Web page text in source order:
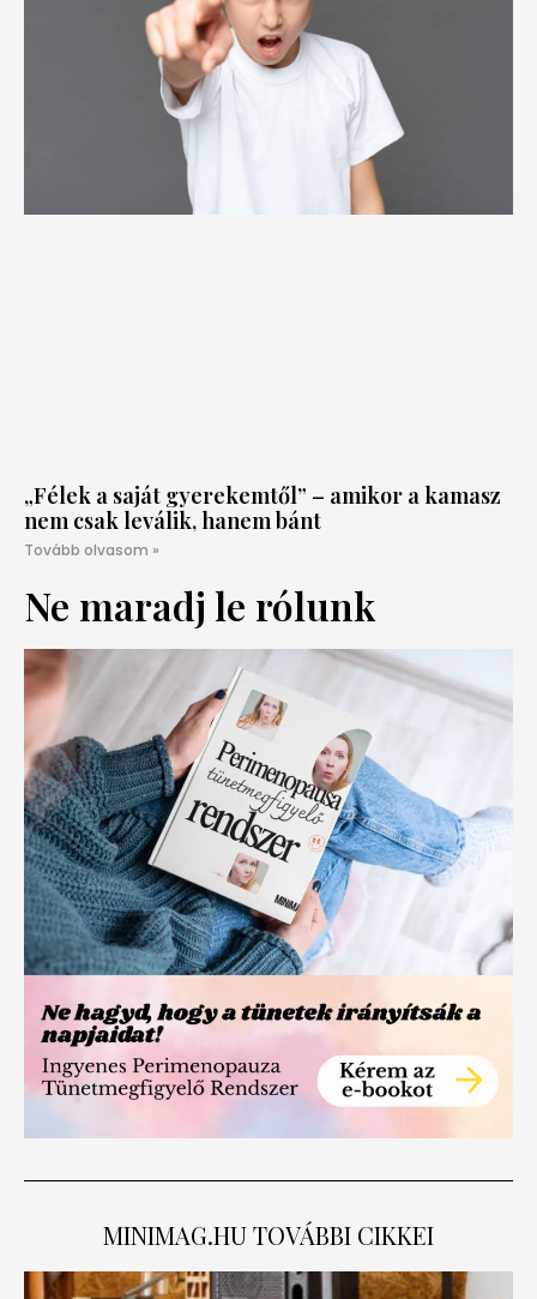
„Félek a saját gyerekemtől” – amikor a kamasz
nem csak leválik, hanem bánt
Tovább olvasom »
Ne maradj le rólunk
MINIMAG.HUTOVÁBBI CIKKEI